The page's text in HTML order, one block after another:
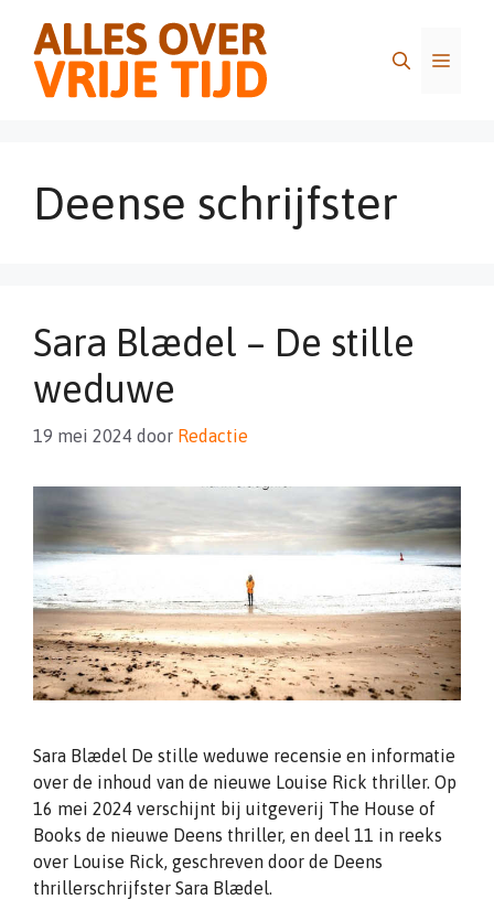
inhoud
Menu
Deense schrijfster
Sara Blædel – De stille
weduwe
19 mei 2024 door Redactie
Sara Blædel De stille weduwe recensie en informatie
over de inhoud van de nieuwe Louise Rick thriller. Op
16 mei 2024 verschijnt bij uitgeverij The House of
Books de nieuwe Deens thriller, en deel 11 in reeks
over Louise Rick, geschreven door de Deens
thrillerschrijfster Sara Blædel.